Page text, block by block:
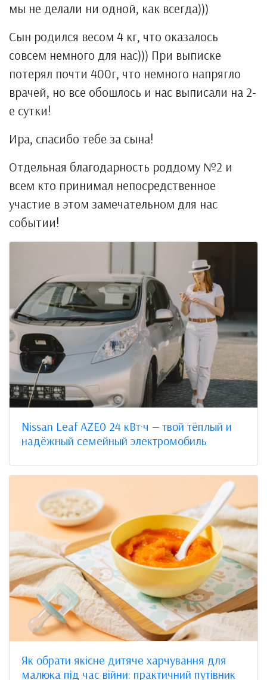
мы не делали ни одной, как всегда)))
Сын родился весом 4 кг, что оказалось
совсем немного для нас))) При выписке
потерял почти 400г, что немного напрягло
врачей, но все обошлось и нас выписали на 2-
е сутки!
Ира, спасибо тебе за сына!
Отдельная благодарность роддому №2 и
всем кто принимал непосредственное
участие в этом замечательном для нас
событии!
Nissan Leaf AZE0 24 кВт·ч — твой тёплый и
надёжный семейный электромобиль
Як обрати якісне дитяче харчування для
малюка під час війни: практичний путівник